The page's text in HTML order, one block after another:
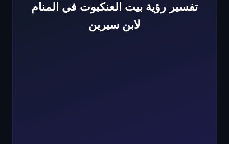
تفسير رؤية بيت العنكبوت في المنام
لابن سيرين